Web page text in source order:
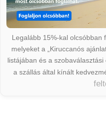
Legalább 15%-kal olcsóbban
melyeket a „Kiruccanós
listájában és a
a szállás által kínált